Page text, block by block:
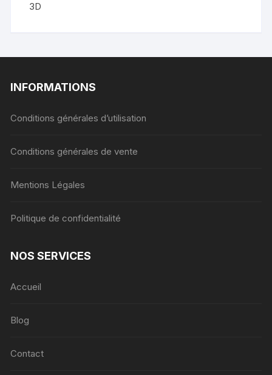
3D
INFORMATIONS
Conditions générales d’utilisation
Conditions générales de vente
Mentions Légales
Politique de confidentialité
NOS SERVICES
Accueil
Blog
Contact